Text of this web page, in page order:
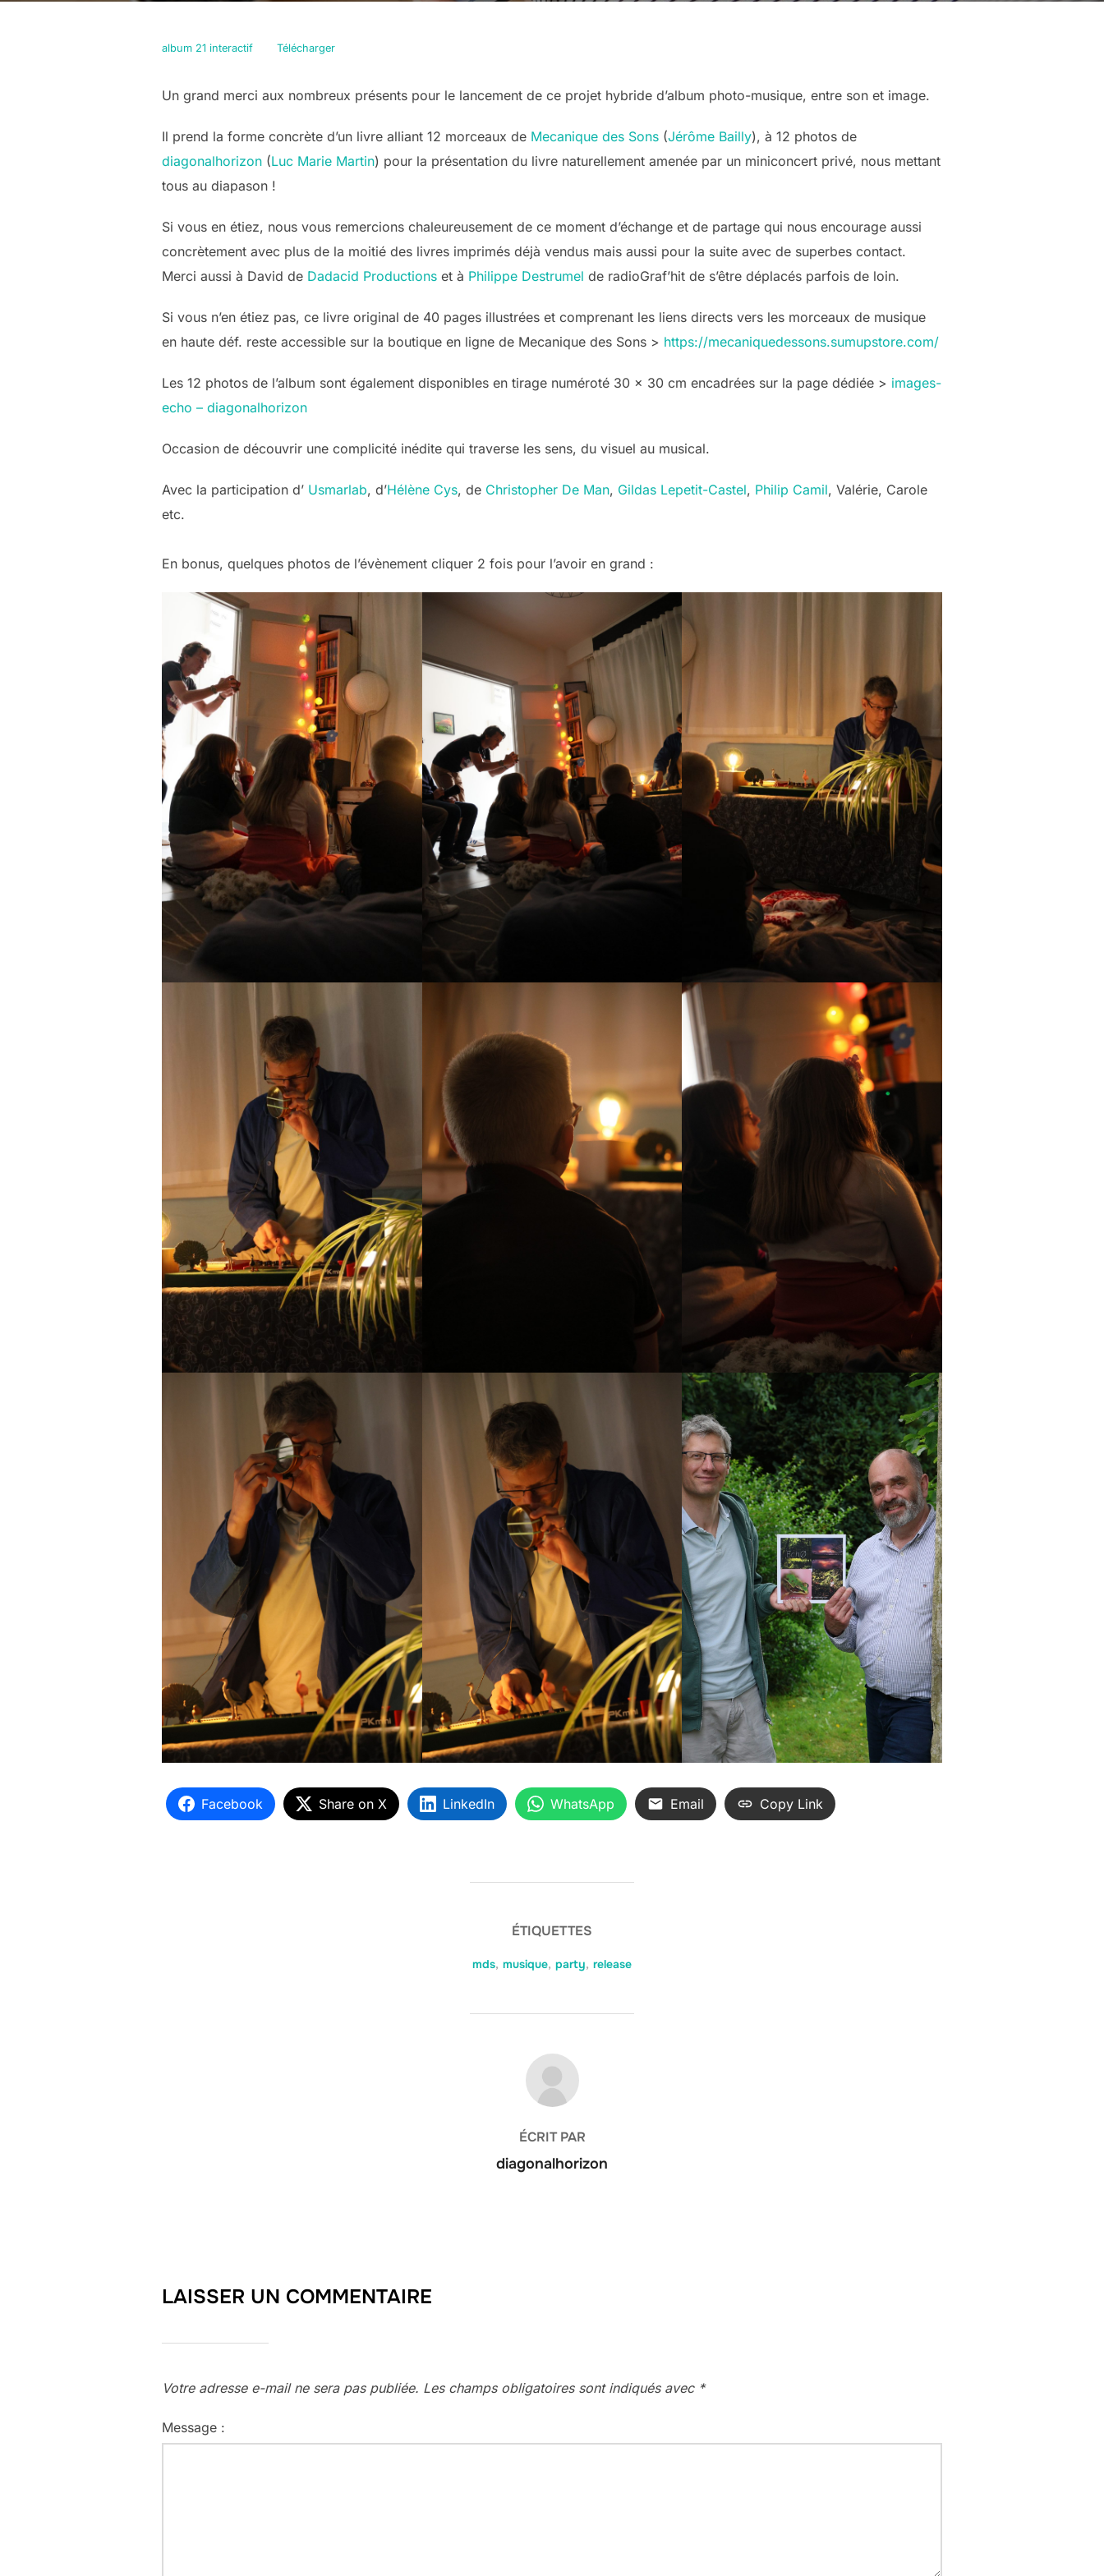
album 21 interactif Télécharger
Un grand merci aux nombreux présents pour le lancement de ce projet hybride d’album photo-musique, entre son et image.
Il prend la forme concrète d’un livre alliant 12 morceaux de Mecanique des Sons (Jérôme Bailly), à 12 photos de
diagonalhorizon (Luc Marie Martin) pour la présentation du livre naturellement amenée par un miniconcert privé, nous mettant
tous au diapason !
Si vous en étiez, nous vous remercions chaleureusement de ce moment d’échange et de partage qui nous encourage aussi
concrètement avec plus de la moitié des livres imprimés déjà vendus mais aussi pour la suite avec de superbes contact.
Merci aussi à David de Dadacid Productions et à Philippe Destrumel de radioGraf’hit de s’être déplacés parfois de loin.
Si vous n’en étiez pas, ce livre original de 40 pages illustrées et comprenant les liens directs vers les morceaux de musique
en haute déf. reste accessible sur la boutique en ligne de Mecanique des Sons > https://mecaniquedessons.sumupstore.com/
Les 12 photos de l’album sont également disponibles en tirage numéroté 30 × 30 cm encadrées sur la page dédiée > images-
echo – diagonalhorizon
Occasion de découvrir une complicité inédite qui traverse les sens, du visuel au musical.
Avec la participation d’ Usmarlab, d’Hélène Cys, de Christopher De Man, Gildas Lepetit-Castel, Philip Camil, Valérie, Carole
etc.
En bonus, quelques photos de l’évènement cliquer 2 fois pour l’avoir en grand :
Facebook Share on X LinkedIn WhatsApp Email Copy Link
ÉTIQUETTES
mds, musique, party, release
AUTEUR DE LA PUBLICATION
ÉCRIT PAR
diagonalhorizon
LAISSER UN COMMENTAIRE
Votre adresse e-mail ne sera pas publiée. Les champs obligatoires sont indiqués avec *
Message :